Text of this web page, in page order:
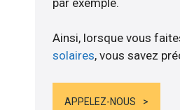
par exemple.
Ainsi, lorsque vous
solaires, vous savez
APPELEZ-NOUS